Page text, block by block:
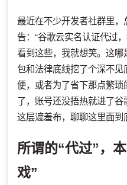
最近在不少开发者社群里
告：“谷歌云实名认证代过
看到这些，我就想笑。这
包和法律底线挖了个深不
便，或者为了省下那点繁
了，账号还没捂热就进了谷
这层遮羞布，聊聊这里面到
所谓的“代过”，
戏”